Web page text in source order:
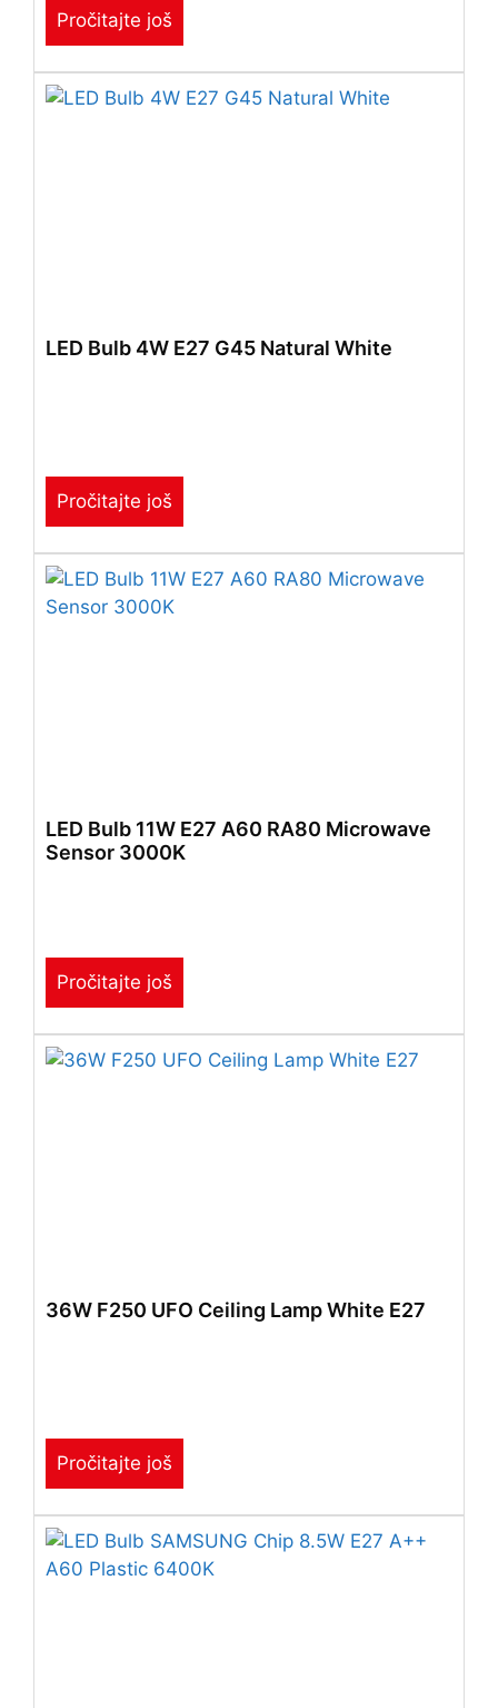
Pročitajte još
LED Bulb 4W E27 G45 Natural White
Pročitajte još
LED Bulb 11W E27 A60 RA80 Microwave
Sensor 3000K
Pročitajte još
36W F250 UFO Ceiling Lamp White E27
Pročitajte još